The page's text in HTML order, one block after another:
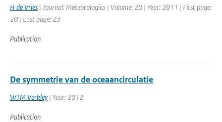
H de Vries | Journal: Meteorologica | Volume: 20 | Year: 2011 | First page:
20 | Last page: 23
Publication
De symmetrie van de oceaancirculatie
WTM Verkley | Year: 2012
Publication